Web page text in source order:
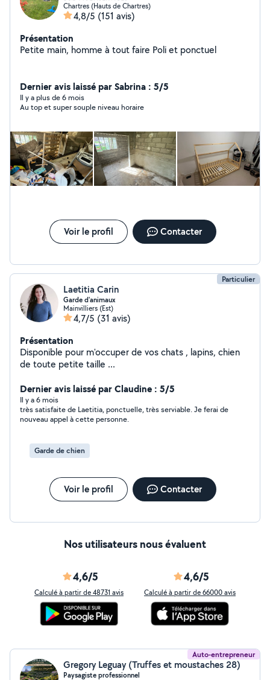
Chartres (Hauts de Chartres)
4,8/5 (151 avis)
Présentation
Petite main, homme à tout faire Poli et ponctuel
Dernier avis laissé par Sabrina : 5/5
Il y a plus de 6 mois
Au top et super souple niveau horaire
Voir le profil Contacter
Particulier
Laetitia Carin
Garde d'animaux
Mainvilliers (Est)
4,7/5 (31 avis)
Présentation
Disponible pour m'occuper de vos chats , lapins, chien
de toute petite taille ...
Dernier avis laissé par Claudine : 5/5
Il y a 6 mois
très satisfaite de Laetitia, ponctuelle, très serviable. Je ferai de
nouveau appel à cette personne.
Garde de chien
Voir le profil Contacter
Nos utilisateurs nous évaluent
4,6/5
Calculé à partir de 48731 avis
4,6/5
Calculé à partir de 66000 avis
Auto-entrepreneur
Gregory Leguay (Truffes et moustaches 28)
Paysagiste professionnel